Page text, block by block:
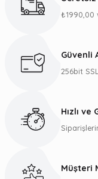
Ürün bilgilerinde
₺1990,00
Güvenli
256bit
Hızlı
Müşteri